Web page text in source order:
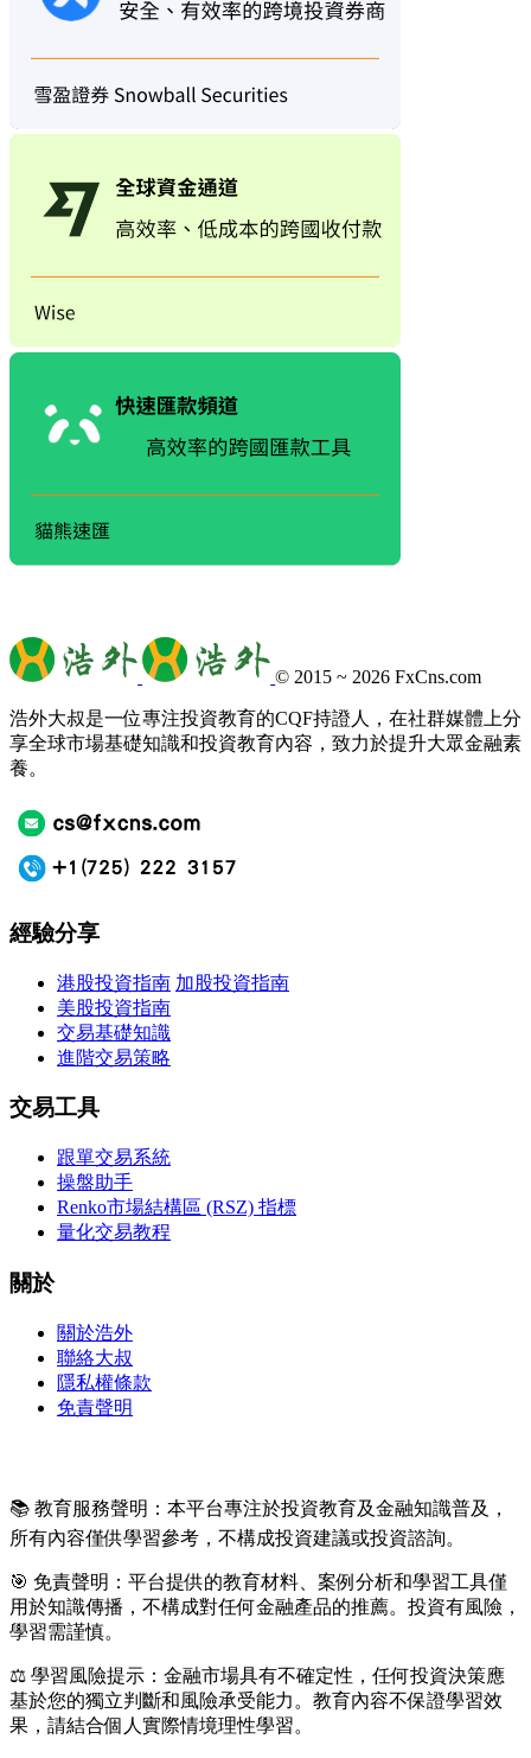
© 2015 ~ 2026FxCns.com
浩外大叔是一位專注投資教育的CQF持證人，在社群媒體上分
享全球市場基礎知識和投資教育內容，致力於提升大眾金融素
養。
經驗分享
港股投資指南 加股投資指南
美股投資指南
交易基礎知識
進階交易策略
交易工具
跟單交易系統
操盤助手
Renko市場結構區 (RSZ) 指標
量化交易教程
關於
關於浩外
聯絡大叔
隱私權條款
免責聲明
📚 教育服務聲明：本平台專注於投資教育及金融知識普及，
所有內容僅供學習參考，不構成投資建議或投資諮詢。
🎯 免責聲明：平台提供的教育材料、案例分析和學習工具僅
用於知識傳播，不構成對任何金融產品的推薦。投資有風險，
學習需謹慎。
⚖️ 學習風險提示：金融市場具有不確定性，任何投資決策應
基於您的獨立判斷和風險承受能力。教育內容不保證學習效
果，請結合個人實際情境理性學習。